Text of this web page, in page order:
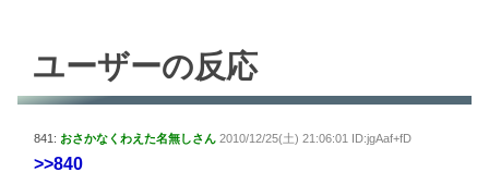
ユーザーの反応
841: おさかなくわえた名無しさん 2010/12/25(土) 21:06:01 ID:jgAaf+fD
>>840